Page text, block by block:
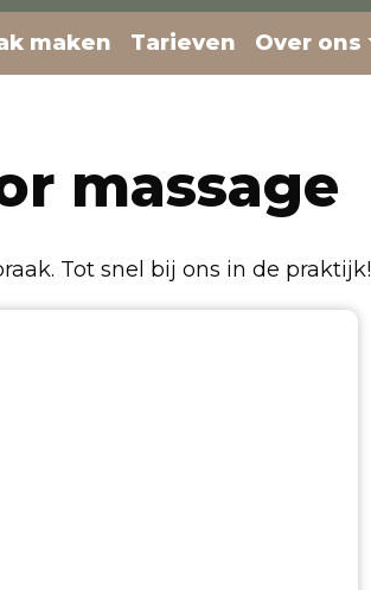
maken Tarieven Over ons
massage
Tot snel bij ons in de praktijk!